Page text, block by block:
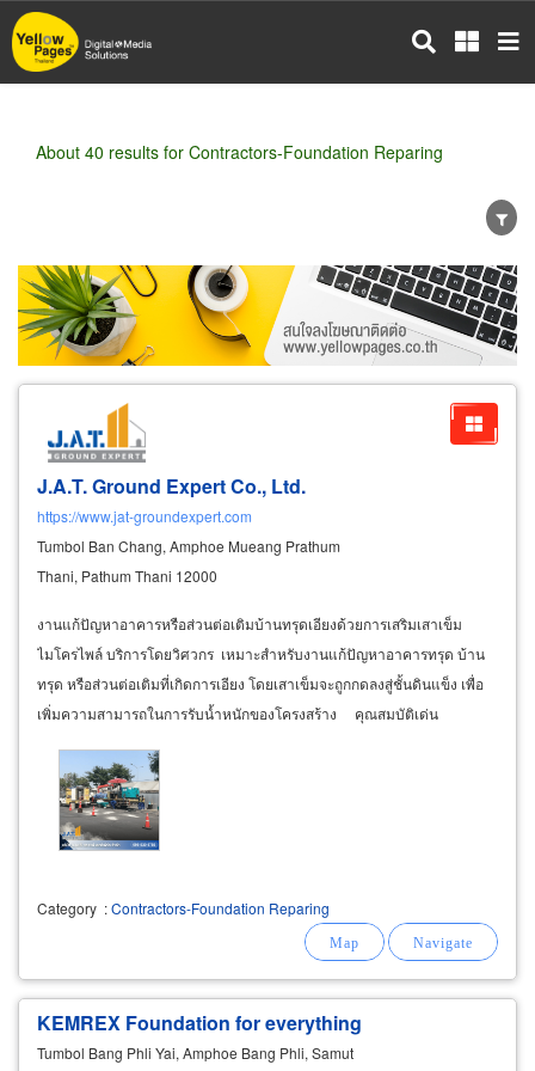
Skip
to
main
About 40 results for Contractors-Foundation Reparing
Wholesale Retail Manufacturer
Dealer
Exporter/Importer
Service Business
J.A.T. Ground Expert Co., Ltd.
https://www.jat-groundexpert.com
Tumbol Ban Chang, Amphoe Mueang Prathum
Thani, Pathum Thani 12000
งานแก้ปัญหาอาคารหรือส่วนต่อเติมบ้านทรุดเอียงด้วยการเสริมเสาเข็ม
ไมโครไพล์ บริการโดยวิศวกร เหมาะสำหรับงานแก้ปัญหาอาคารทรุด บ้าน
ทรุด หรือส่วนต่อเติมที่เกิดการเอียง โดยเสาเข็มจะถูกกดลงสู่ชั้นดินแข็ง เพื่อ
เพิ่มความสามารถในการรับน้ำหนักของโครงสร้าง คุณสมบัติเด่น
Category :Contractors-Foundation Reparing
KEMREX Foundation for everything
Tumbol Bang Phli Yai, Amphoe Bang Phli, Samut